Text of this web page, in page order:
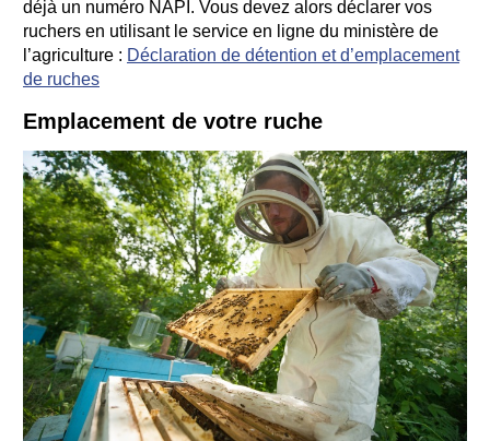
déjà un numéro NAPI. Vous devez alors déclarer vos
ruchers en utilisant le service en ligne du ministère de
l’agriculture : Déclaration de détention et d’emplacement
de ruches
Emplacement de votre ruche